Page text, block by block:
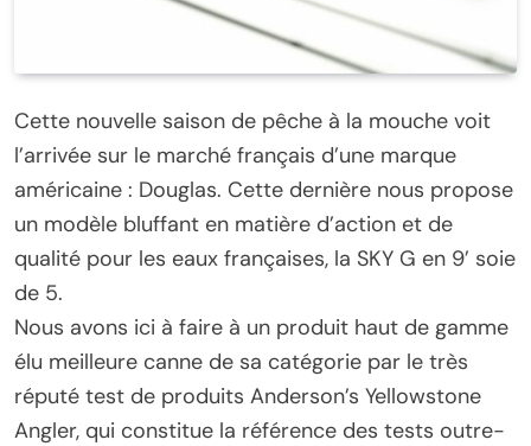
Cette nouvelle saison de pêche à la mouche voit
l’arrivée sur le marché français d’une marque
américaine : Douglas. Cette dernière nous propose
un modèle bluffant en matière d’action et de
qualité pour les eaux françaises, la SKY G en 9’ soie
de 5.
Nous avons ici à faire à un produit haut de gamme
élu meilleure canne de sa catégorie par le très
réputé test de produits Anderson’s Yellowstone
Angler, qui constitue la référence des tests outre-